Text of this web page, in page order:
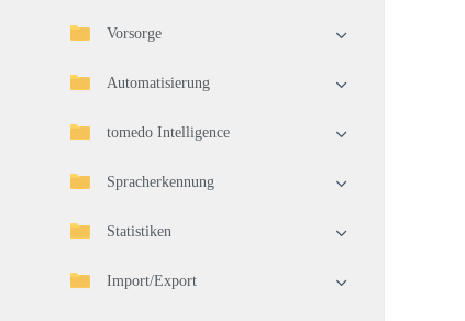
Vorsorge
Automatisierung
tomedo Intelligence
Spracherkennung
Statistiken
Import/Export